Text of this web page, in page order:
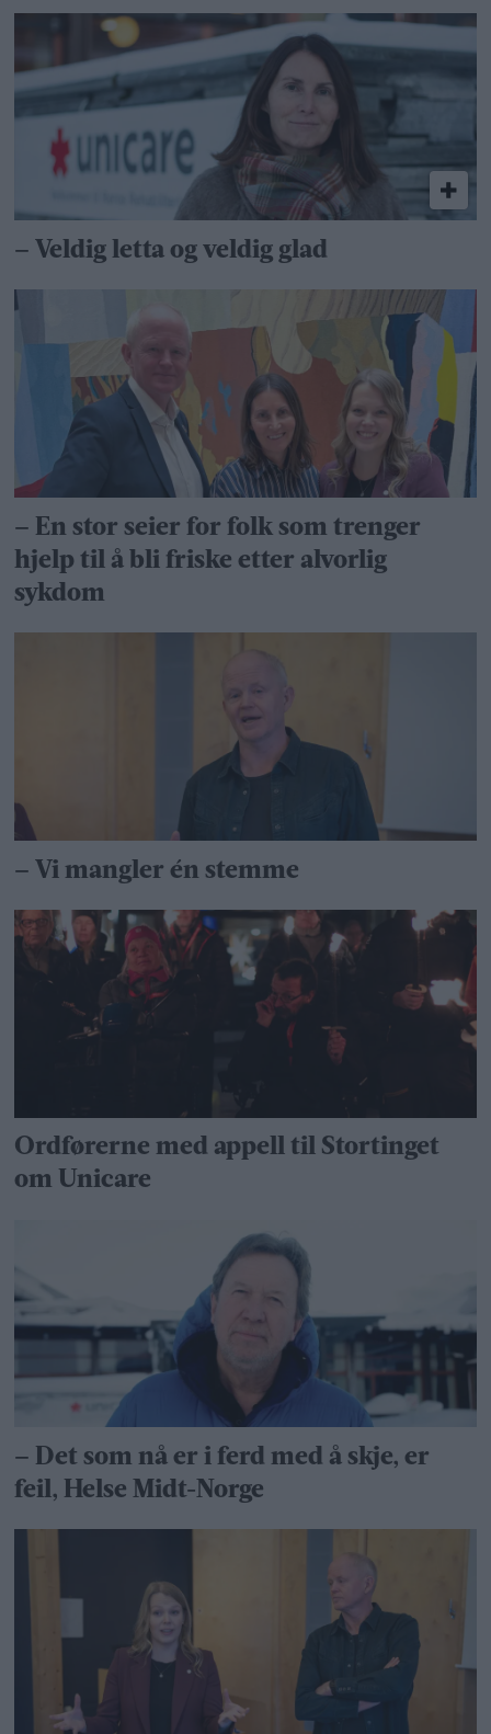
– Veldig letta og veldig glad
– En stor seier for folk som trenger
hjelp til å bli friske etter alvorlig
sykdom
– Vi mangler én stemme
Ordførerne med appell til Stortinget
om Unicare
– Det som nå er i ferd med å skje, er
feil, Helse Midt-Norge